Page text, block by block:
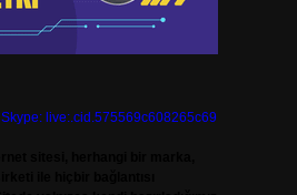
Skype: live:.cid.575569c608265c69